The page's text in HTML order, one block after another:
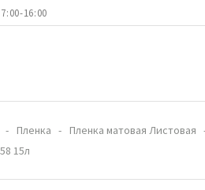
16:00
Пленка
Пленка матовая Листовая
15л